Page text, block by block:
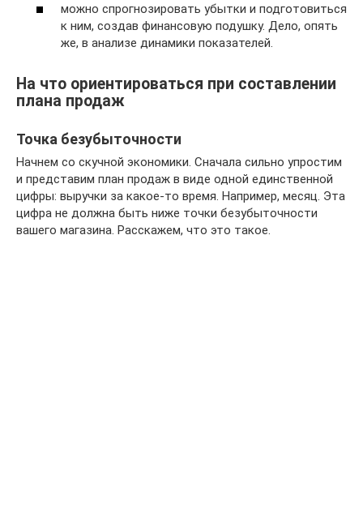
можно спрогнозировать убытки и подготовиться
к ним, создав финансовую подушку. Дело, опять
же, в анализе динамики показателей.
На что ориентироваться при составлении
плана продаж
Точка безубыточности
Начнем со скучной экономики. Сначала сильно упростим
и представим план продаж в виде одной единственной
цифры: выручки за какое-то время. Например, месяц. Эта
цифра не должна быть ниже точки безубыточности
вашего магазина. Расскажем, что это такое.